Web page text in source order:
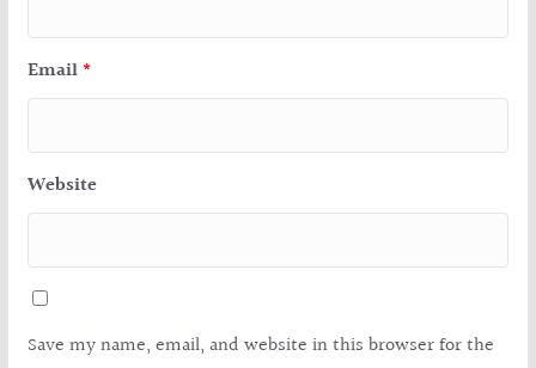
Email *
Website
Save my name, email, and website in this browser for the